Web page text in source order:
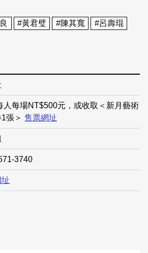
#黃君璧 #陳其寬
#呂壽琨
人每場NT$500元，或收取＜新月藝術
張＞ 售票網址
3740